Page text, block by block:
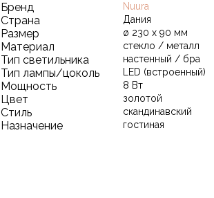
Бренд Nuura
Страна Дания
Размер ø 230 x 90 мм
Материал стекло / металл
Тип светильника настенный / бра
Тип лампы/цоколь LED (встроенный)
Мощность 8 Вт
Цвет золотой
Стиль скандинавский
Назначение гостиная